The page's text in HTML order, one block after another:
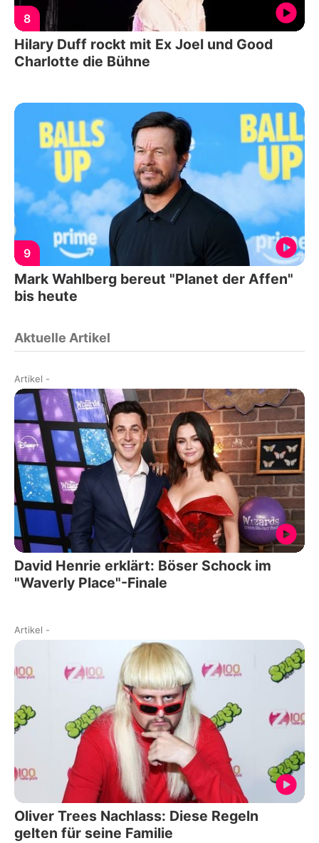
8
Hilary Duff rockt mit Ex Joel und Good
Charlotte die Bühne
9
Mark Wahlberg bereut "Planet der Affen"
bis heute
Aktuelle Artikel
Artikel -
David Henrie erklärt: Böser Schock im
"Waverly Place"-Finale
Artikel -
Oliver Trees Nachlass: Diese Regeln
gelten für seine Familie